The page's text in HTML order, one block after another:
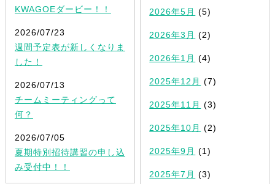
KWAGOEダービー！！
2026/07/23
週間予定表が新しくなりま
した！
2026/07/13
チームミーティングって
何？
2026/07/05
夏期特別招待講習の申し込
み受付中！！
2026年5月 (5)
2026年3月 (2)
2026年1月 (4)
2025年12月 (7)
2025年11月 (3)
2025年10月 (2)
2025年9月 (1)
2025年7月 (3)